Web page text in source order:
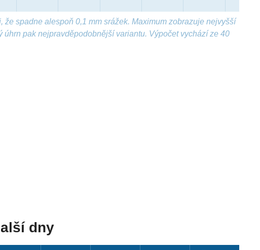
že spadne alespoň 0,1 mm srážek. Maximum zobrazuje nejvyšší
úhrn pak nejpravděpodobnější variantu. Výpočet vychází ze 40
dny